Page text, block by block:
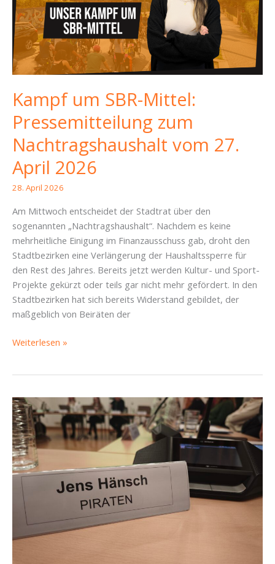
und
einer
kostspieligen
Toilette
Kampf um SBR-Mittel:
Pressemitteilung zum
Nachtragshaushalt vom 27.
April 2026
28. April 2026
Am Mittwoch entscheidet der Stadtrat über den
sogenannten „Nachtragshaushalt“. Nachdem es keine
mehrheitliche Einigung im Finanzausschuss gab, droht den
Stadtbezirken eine Verlängerung der Haushaltssperre für
den Rest des Jahres. Bereits jetzt werden Kultur- und Sport-
Projekte gekürzt oder teils gar nicht mehr gefördert. In den
Stadtbezirken hat sich bereits Widerstand gebildet, der
maßgeblich von Beiräten der
Kampf
Pressemitteilung
zum
Nachtragshaushalt
vom
27.
April
2026
Weiterlesen »